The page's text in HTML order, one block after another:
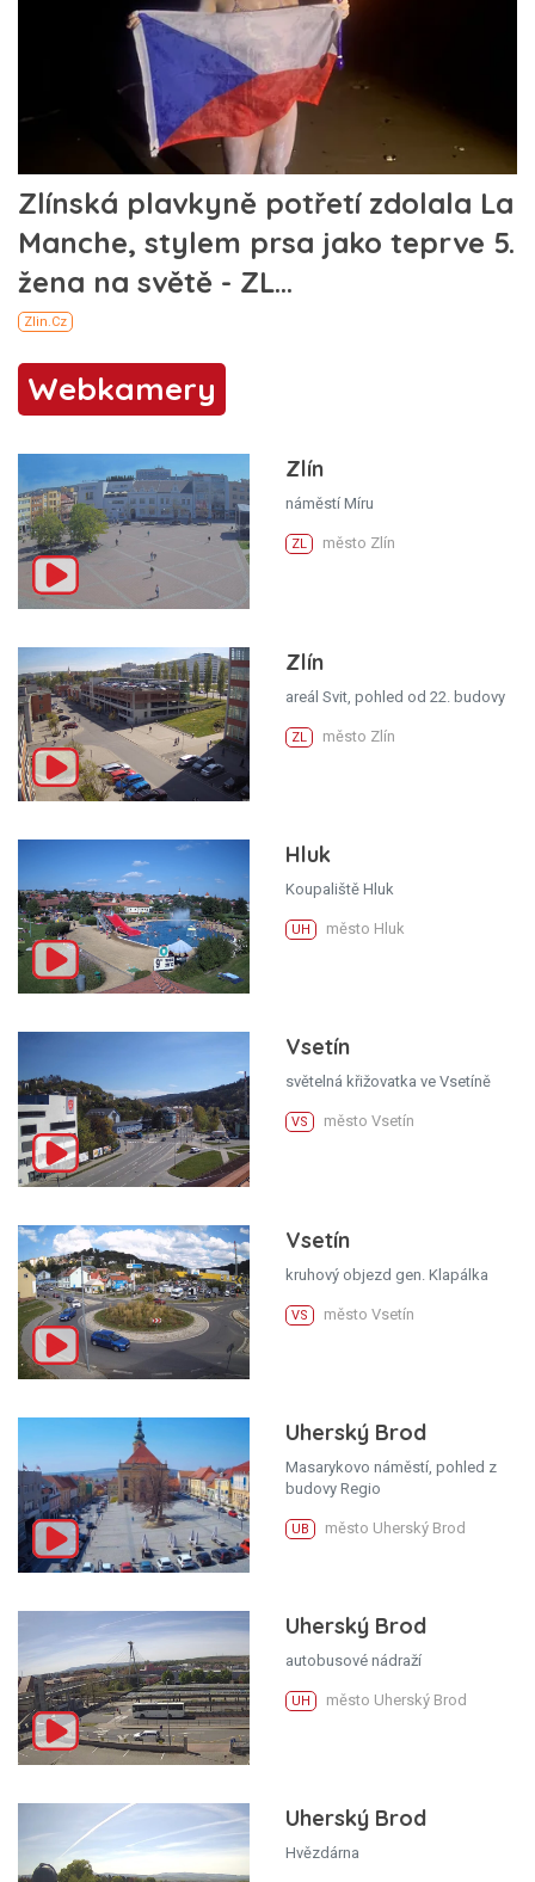
Webkamery
Zlín
náměstí Míru
ZL město Zlín
Zlín
areál Svit, pohled od 22. budovy
ZL město Zlín
Hluk
Koupaliště Hluk
UH město Hluk
Vsetín
světelná křižovatka ve Vsetíně
VS město Vsetín
Vsetín
kruhový objezd gen. Klapálka
VS město Vsetín
Uherský Brod
Masarykovo náměstí, pohled z
budovy Regio
UB město Uherský Brod
Uherský Brod
autobusové nádraží
UH město Uherský Brod
Uherský Brod
Hvězdárna